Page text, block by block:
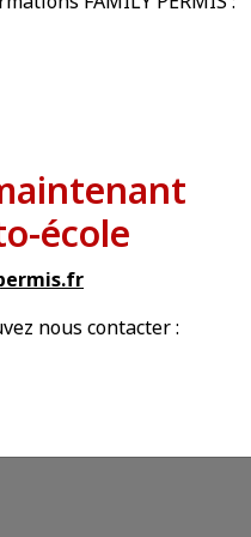
A PARTIR DE 15 ANS
ANS ET DEMI
école
nous contacter :